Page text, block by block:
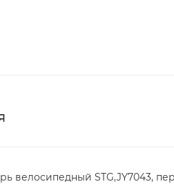
велосипедный STG,JY7043,